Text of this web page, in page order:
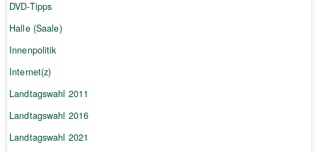
DVD-Tipps
Halle (Saale)
Innenpolitik
Internet(z)
Landtagswahl 2011
Landtagswahl 2016
Landtagswahl 2021